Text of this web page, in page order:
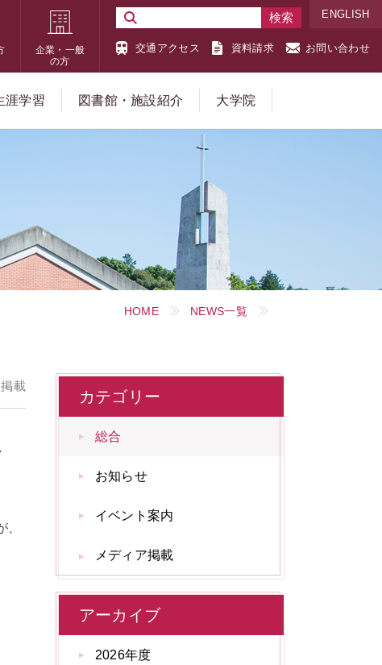
企業・一般
の方
交通アクセス 資料請求 お問い合わせ
ENGLISH
涯学習 図書館・施設紹介 大学院
HOME NEWS一覧
載
カテゴリー
総合
お知らせ
イベント案内
メディア掲載
アーカイブ
2026年度